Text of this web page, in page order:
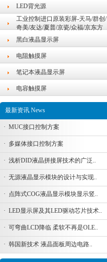
LED背光源
工业控制进口原装彩屏-天马/群创/
奇美/友达/夏普/京瓷/众福/京东方
黑白液晶显示屏
电阻触摸屏
笔记本液晶显示屏
电容触摸屏
最新资讯 News
· MUC接口控制方案
· 多媒体接口控制方案
· 浅析DID液晶拼接屏技术的广泛..
· 无源液晶显示模块的设计与实现..
· 点阵式COG液晶显示模块显示竖..
· LED显示屏及其LED驱动芯片技术..
· 可弯曲LCD降临 柔软不再是OLE..
· 韩国新技术 液晶面板周边电路..